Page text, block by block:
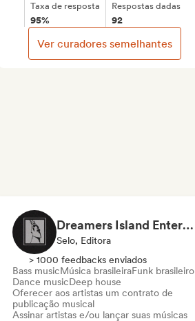
Taxa de resposta
95%
Respostas dadas
92
Ver curadores semelhantes
Dreamers Island Entertainment
Selo, Editora
> 1000 feedbacks enviados
Bass musicMúsica brasileiraFunk brasileiro
Dance musicDeep house
Oferecer aos artistas um contrato de
publicação musical
Assinar artistas e/ou lançar suas músicas